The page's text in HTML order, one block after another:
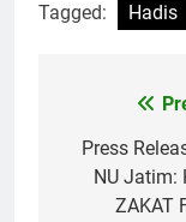
Tagged: Hadis
Navigasi
pos
Press
NU Jatim:
ZAKAT